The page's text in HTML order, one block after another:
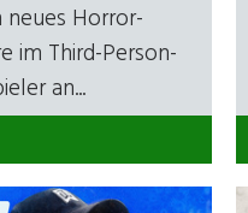
neues Horror-
im Third-Person-
an...